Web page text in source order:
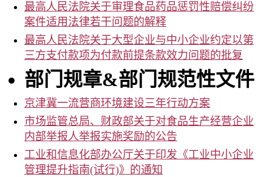
最高人民法院关于审理食品药品惩罚性赔偿纠纷
案件适用法律若干问题的解释
最高人民法院关于大型企业与中小企业约定以第
三方支付款项为付款前提条款效力问题的批复
部门规章&部门规范性文件
京津冀一流营商环境建设三年行动方案
市场监管总局、财政部关于对食品生产经营企业
内部举报人举报实施奖励的公告
工业和信息化部办公厅关于印发《工业中小企业
管理提升指南(试行)》的通知